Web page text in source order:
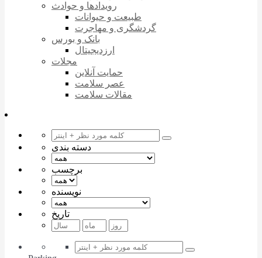
رویدادها و حوادث
طبیعت و حیوانات
گردشگری و مهاجرت
بانک و بورس
ارزدیجیتال
مجلات
حمایت آنلاین
عصر سلامت
مقالات سلامت
دسته بندی
برچسب
نویسنده
تاریخ